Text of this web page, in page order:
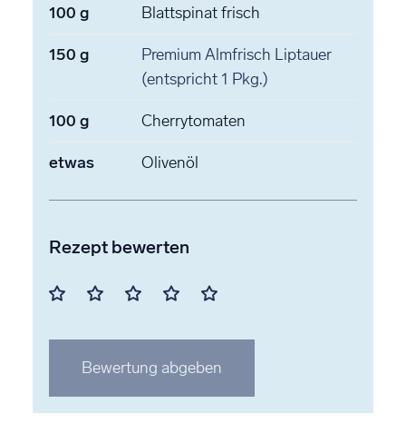
100 g Blattspinatfrisch
150 g
Premium Almfrisch Liptauer
(entspricht 1 Pkg.)
100 g Cherrytomaten
etwas Olivenöl
Rezept bewerten
Mit
Stern
bewerten
Mit
Stern
bewerten
Mit
Stern
bewerten
Mit
Stern
bewerten
Mit
Stern
bewerten
Bewertung abgeben